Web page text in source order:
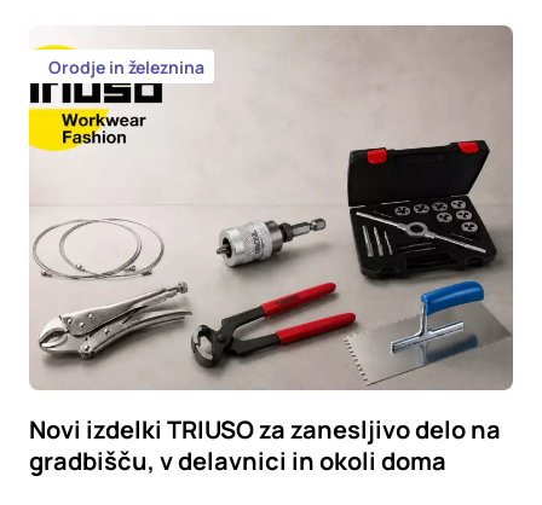
Orodje in železnina
Novi izdelki TRIUSO za zanesljivo delo na
gradbišču, v delavnici in okoli doma